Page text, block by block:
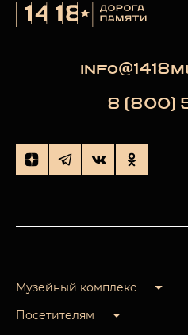
8 (800)
Музейный комплекс
Посетителям